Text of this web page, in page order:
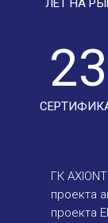
ЛЕТ НА
ГК
проекта
проекта